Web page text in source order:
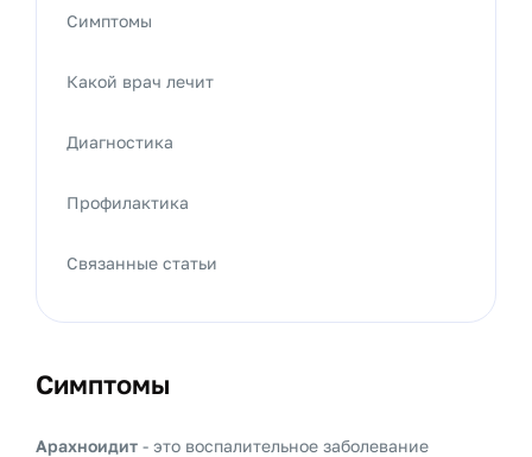
Симптомы
Арахноидит - это воспалительное заболевание
Симптомы
Какой врач лечит
Диагностика
Профилактика
Связанные статьи